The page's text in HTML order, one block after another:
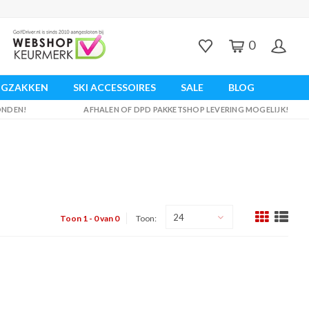
0
SKI ACCESSOIRES SALE BLOG
AFHALEN OF DPD PAKKETSHOP LEVERING MOGELIJK!
Toon 1 - 0 van 0 Toon: 24